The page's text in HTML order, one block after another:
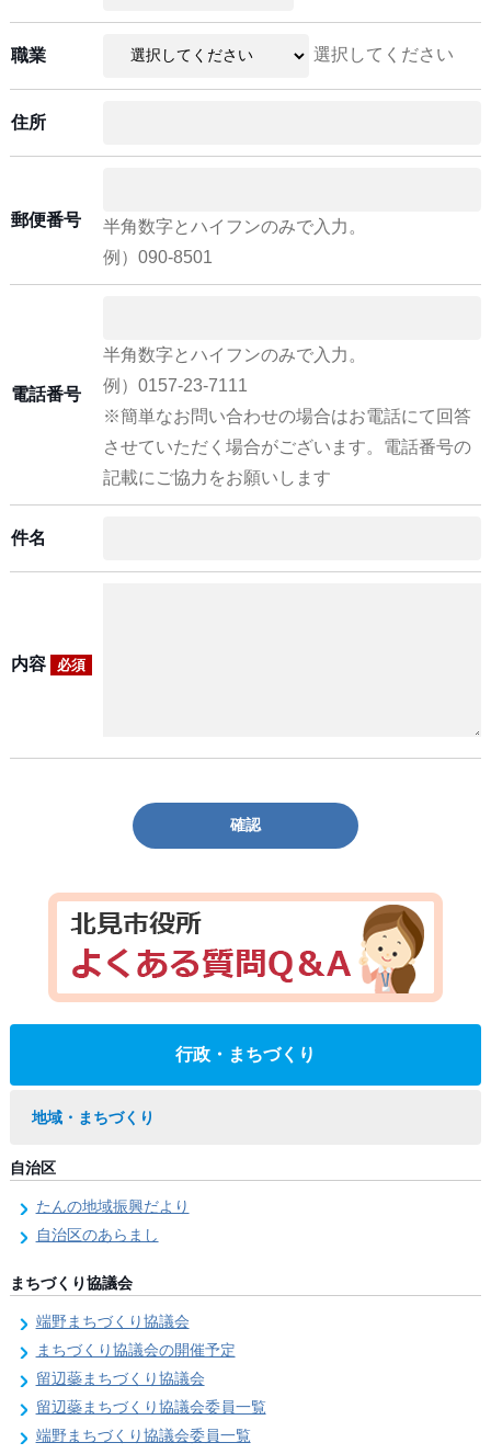
職業 選択してください
住所
郵便番号
半角数字とハイフンのみで入力。
例）090-8501
電話番号
半角数字とハイフンのみで入力。
例）0157-23-7111
※簡単なお問い合わせの場合はお電話にて回答
させていただく場合がございます。電話番号の
記載にご協力をお願いします
件名
内容 必須
確認
行政・まちづくり
地域・まちづくり
自治区
たんの地域振興だより
自治区のあらまし
まちづくり協議会
端野まちづくり協議会
まちづくり協議会の開催予定
留辺蘂まちづくり協議会
留辺蘂まちづくり協議会委員一覧
端野まちづくり協議会委員一覧